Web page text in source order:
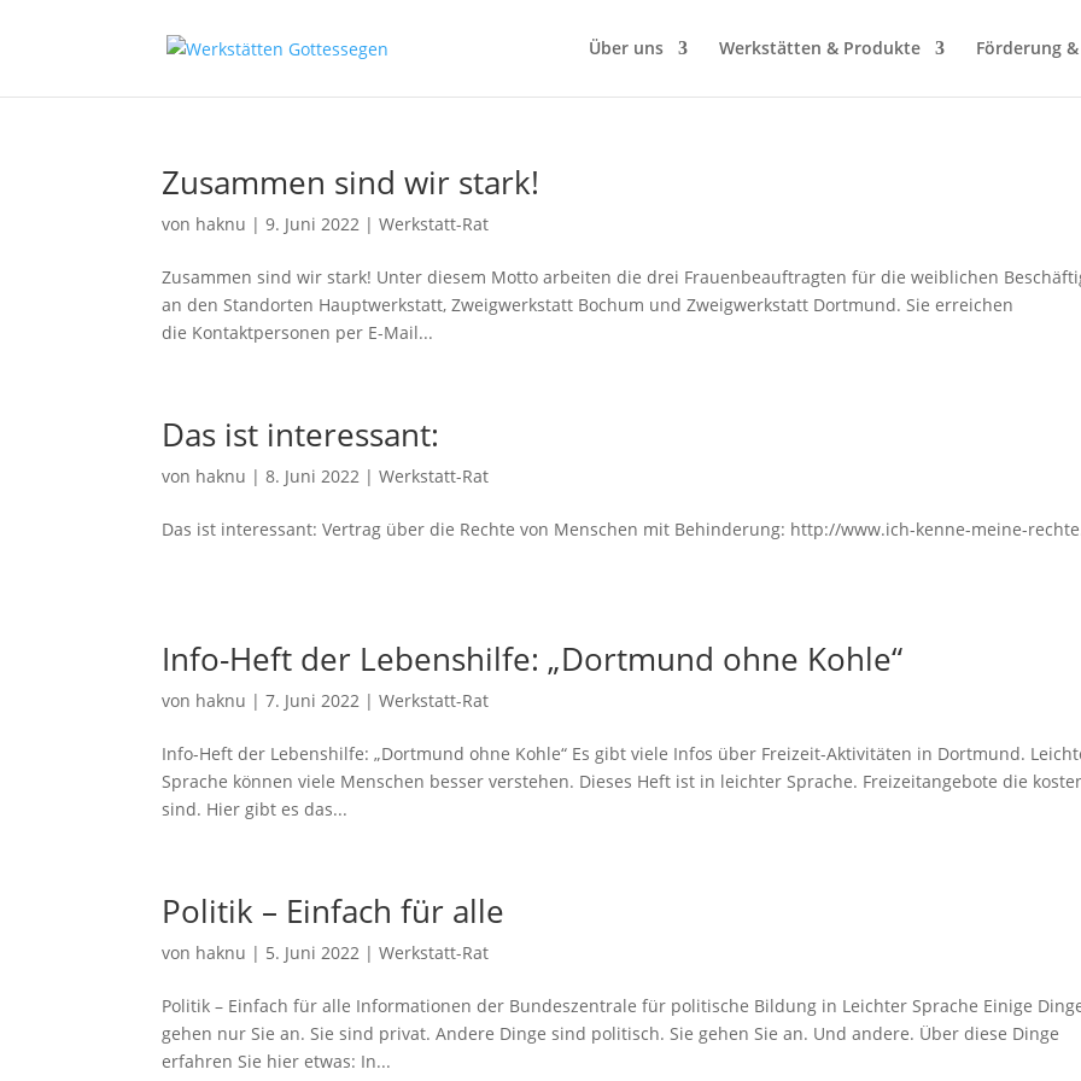
Über uns Werkstätten & Produkte Förderung
Zusammen sind wir stark!
von haknu |9. Juni 2022 |Werkstatt-Rat
Zusammen sind wir stark! Unter diesem Motto arbeiten die drei Frauenbeauftragten für die weiblichen
an den Standorten Hauptwerkstatt, Zweigwerkstatt Bochum und Zweigwerkstatt Dortmund. Sie erreichen
die Kontaktpersonen per E-Mail...
Das ist interessant:
von haknu |8. Juni 2022 |Werkstatt-Rat
Das ist interessant: Vertrag über die Rechte von Menschen mit Behinderung: http://www.ich-kenne-meine-
Info-Heft der Lebenshilfe: „Dortmund ohne Kohle“
von haknu |7. Juni 2022 |Werkstatt-Rat
Info-Heft der Lebenshilfe: „Dortmund ohne Kohle“ Es gibt viele Infos über Freizeit-Aktivitäten in Dortmund.
Sprache können viele Menschen besser verstehen. Dieses Heft ist in leichter Sprache. Freizeitangebote die
sind. Hier gibt es das...
Politik – Einfach für alle
von haknu | 5. Juni 2022 |Werkstatt-Rat
Politik – Einfach für alle Informationen der Bundeszentrale für politische Bildung in Leichter Sprache Einige
gehen nur Sie an. Sie sind privat. Andere Dinge sind politisch. Sie gehen Sie an. Und andere. Über diese Dinge
erfahren Sie hier etwas: In...